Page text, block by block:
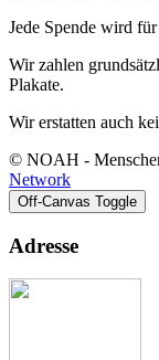
Jede Spende wird
Wir zahlen
Plakate.
Wir erstatten auch
© NOAH -
Network
Off-Canvas Toggle
Adresse